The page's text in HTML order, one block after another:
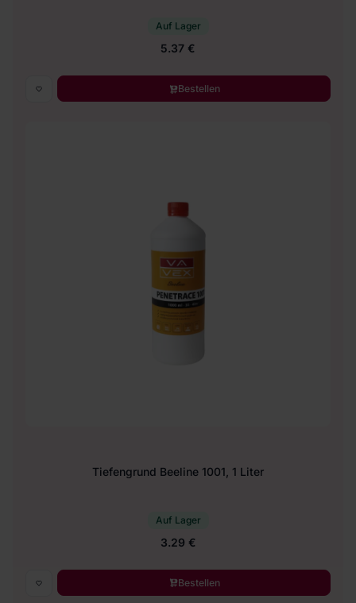
Auf Lager
5.37 €
Bestellen
Tiefengrund Beeline 1001, 1 Liter
Auf Lager
3.29 €
Bestellen